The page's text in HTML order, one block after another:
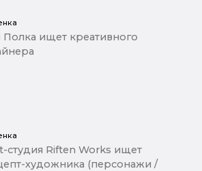
Полка ищет креативного
студия Riften Works ищет
художника (персонажи /